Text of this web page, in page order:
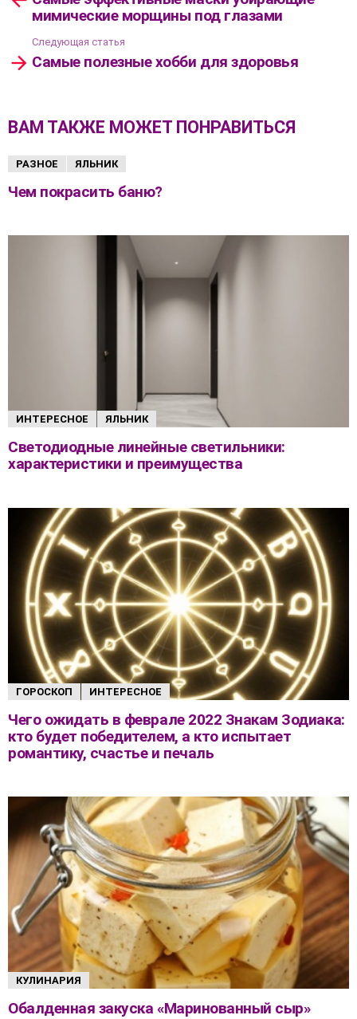
мимические морщины под глазами
Следующая статья
Самые полезные хобби для здоровья
ВАМ ТАКЖЕ МОЖЕТ ПОНРАВИТЬСЯ
РАЗНОЕ ЯЛЬНИК
Чем покрасить баню?
ИНТЕРЕСНОЕ ЯЛЬНИК
Светодиодные линейные светильники:
характеристики и преимущества
ГОРОСКОП ИНТЕРЕСНОЕ
Чего ожидать в феврале 2022 Знакам Зодиака:
кто будет победителем, а кто испытает
романтику, счастье и печаль
КУЛИНАРИЯ
Обалденная закуска «Маринованный сыр»